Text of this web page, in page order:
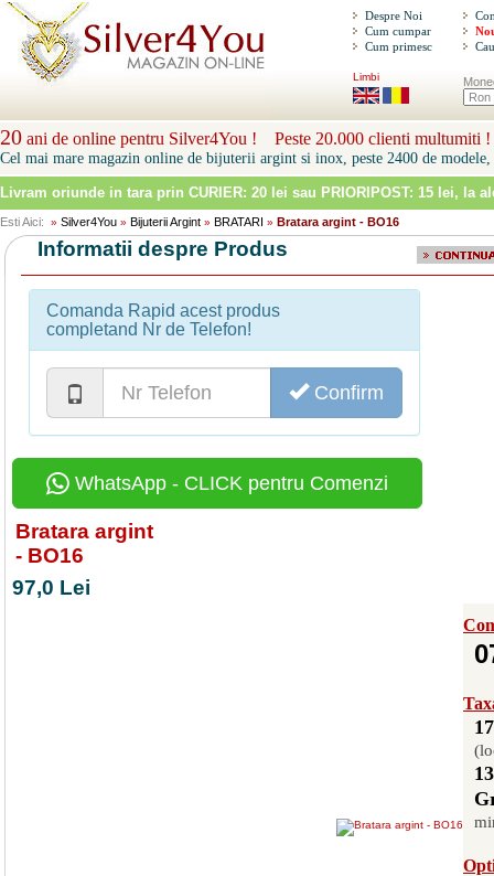
Despre Noi
Cum cumpar
Cum primesc
Limbi
20 ani de online pentru Silver4You ! Peste 20.000 clienti multumiti !
Cel mai mare magazin online de bijuterii argint si inox, peste 2400 de modele,
Livram oriunde in tara prin CURIER: 20 lei sau PRIORIPOST: 15 lei, la
Esti Aici: » Silver4You » Bijuterii Argint » BRATARI » Bratara argint - BO16
Informatii despre Produs
Comanda Rapid acest produs
completand Nr de Telefon!
Confirm
WhatsApp - CLICK pentru Comenzi
Bratara argint
- BO16
97,0 Lei